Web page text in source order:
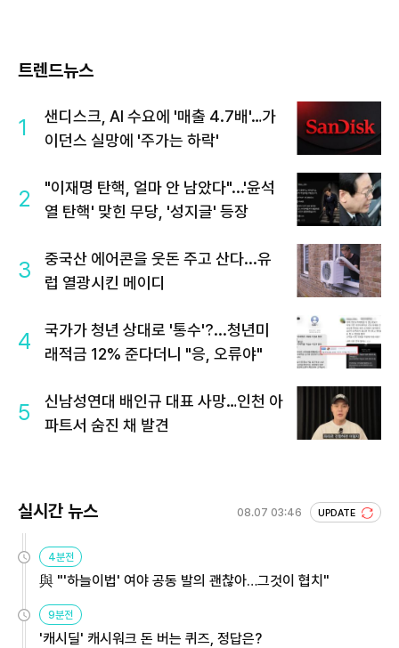
트렌드뉴스
1
샌디스크, AI 수요에 '매출 4.7배'…가
이던스 실망에 '주가는 하락'
2
"이재명 탄핵, 얼마 안 남았다"...'윤석
열 탄핵' 맞힌 무당, '성지글' 등장
3
중국산 에어콘을 웃돈 주고 산다...유
럽 열광시킨 메이디
4
국가가 청년 상대로 '통수'?...청년미
래적금 12% 준다더니 "응, 오류야"
5
신남성연대 배인규 대표 사망…인천 아
파트서 숨진 채 발견
실시간 뉴스 08.07 03:46 UPDATE
4분전
與 "'하늘이법' 여야 공동 발의 괜찮아…그것이 협치"
9분전
'캐시딜' 캐시워크 돈 버는 퀴즈, 정답은?